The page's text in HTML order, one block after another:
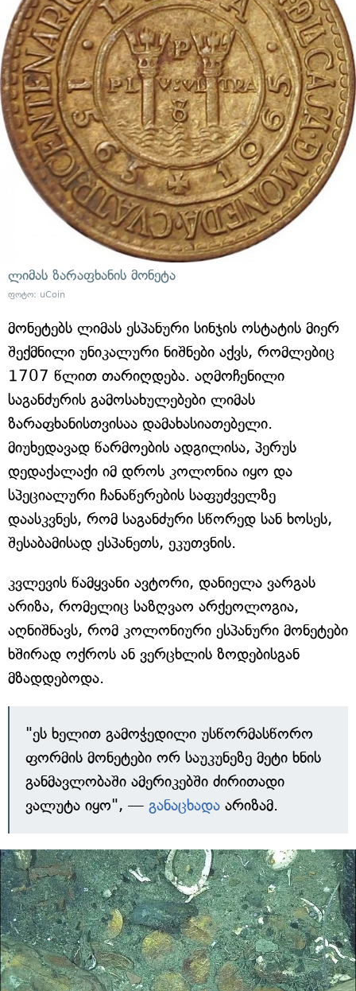
ლიმას ზარაფხანის მონეტა
ფოტო: uCoin
მონეტებს ლიმას ესპანური სინჯის ოსტატის მიერ
შექმნილი უნიკალური ნიშნები აქვს, რომლებიც
1707 წლით თარიღდება. აღმოჩენილი
საგანძურის გამოსახულებები ლიმას
ზარაფხანისთვისაა დამახასიათებელი.
მიუხედავად წარმოების ადგილისა, პერუს
დედაქალაქი იმ დროს კოლონია იყო და
სპეციალური ჩანაწერების საფუძველზე
დაასკვნეს, რომ საგანძური სწორედ სან ხოსეს,
შესაბამისად ესპანეთს, ეკუთვნის.
კვლევის წამყვანი ავტორი, დანიელა ვარგას
არიზა, რომელიც საზღვაო არქეოლოგია,
აღნიშნავს, რომ კოლონიური ესპანური მონეტები
ხშირად ოქროს ან ვერცხლის ზოდებისგან
მზადდებოდა.
"ეს ხელით გამოჭედილი უსწორმასწორო
ფორმის მონეტები ორ საუკუნეზე მეტი ხნის
განმავლობაში ამერიკებში ძირითადი
ვალუტა იყო", — განაცხადა არიზამ.